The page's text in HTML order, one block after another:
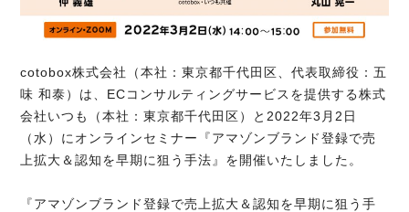
cotobox株式会社（本社：東京都千代田区、代表取締役：五
味 和泰）は、ECコンサルティングサービスを提供する株式
会社いつも（本社：東京都千代田区）と2022年3月2日
（水）にオンラインセミナー『アマゾンブランド登録で売
上拡大＆認知を早期に狙う手法』を開催いたしました。
『アマゾンブランド登録で売上拡大＆認知を早期に狙う手